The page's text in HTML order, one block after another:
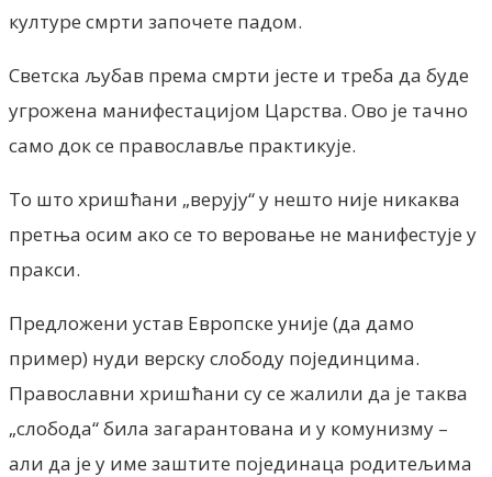
културе смрти започете падом.
Светска љубав према смрти јесте и треба да буде
угрожена манифестацијом Царства. Ово је тачно
само док се православље практикује.
То што хришћани „верују“ у нешто није никаква
претња осим ако се то веровање не манифестује у
пракси.
Предложени устав Европске уније (да дамо
пример) нуди верску слободу појединцима.
Православни хришћани су се жалили да је таква
„слобода“ била загарантована и у комунизму –
али да је у име заштите појединаца родитељима